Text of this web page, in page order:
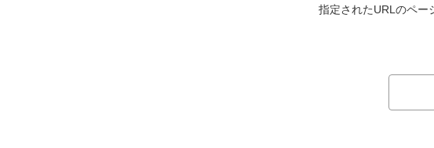
指定されたURLのペー